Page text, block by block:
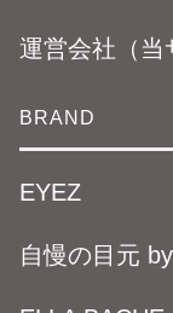
運営会社（当
BRAND
EYEZ
自慢の目元